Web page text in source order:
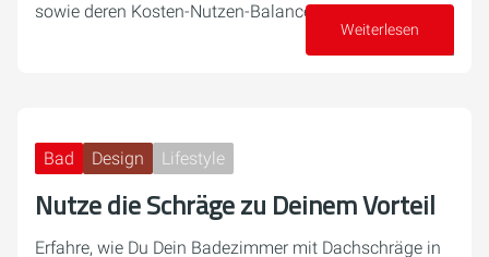
sowie deren Kosten-Nutzen-Balance.
Weiterlesen
Bad Design Lifestyle
Nutze die Schräge zu Deinem Vorteil
Erfahre, wie Du Dein Badezimmer mit Dachschräge in